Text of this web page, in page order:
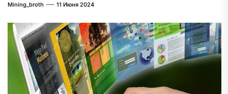
Mining_broth 11 Июня 2024